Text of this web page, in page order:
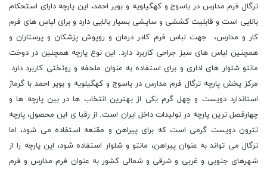
ترگال فرم مدارس در یاسوج و کهگیلویه و بویر احمد، این پارچه دارای استحکام
بالایی است و قابلیت کششی و سایشی بسیار بالایی دارد و برای لباس های فرم
کار و مدارس، جهت لباس فرم کادر درمان و روپوش پزشکان و پرستاران و
همچنین لباس های سبز جراحی کاربرد دارد. این نوع پارچه همچنین در دوخت
مانتو شلوار های اداری و برای استفاده به عنوان ملحفه و روتختی کاربرد دارد.
مرکز پخش پارچه ترگال فرم مدارس در یاسوج و کهگیلویه و بویر احمد با گرماژ
استاندارد دویست و چهل گرم یکی از بهترین انتخاب ها در بین پارچه ها و
چهارفصل ترین پارچه در تولیدات داخل ایران است. از رقبا ی این محصول، پارچه
تترون دویست گرمی است که برای پیراهن و مقنعه استفاده می شود، اما
ترگال می تواند به عنوان پیراهن، مانتو و شلوار استفاده شود، این پارچه را از
شهرهای جنوبی و غربی و شرقی و شمالی کشور به عنوان فرم مدارس و فرم